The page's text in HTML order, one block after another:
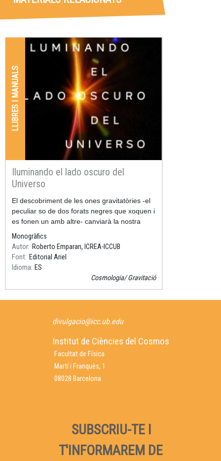
LLIBRES I MANUALS
Iluminando el lado oscuro del
Universo
Resum
El descobriment de les ones gravitatòries -el
peculiar so de dos forats negres que xoquen i
es fonen un amb altre- canviarà la nostra
manera d'imaginar l'univers: a partir d'ara
escoltarem la seva
Monogràfics
Autor Roberto Emparan, ICREA-ICCUB
Font Editorial Ariel
Idioma ES
Cosmologia Gravitació
divulgacio@icc.ub.edu
Institut de Ciències del Cosmos
Facultat de Física
Martí i Franquès, 1
08028 Barcelona
SUBSCRIU-TE I
T'INFORMAREM DE